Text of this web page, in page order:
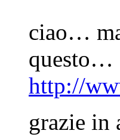
ciao…
questo…
http://
grazie